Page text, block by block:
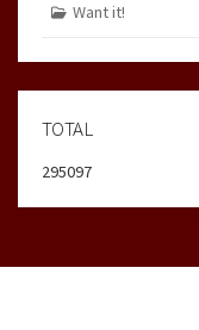
Want it!
TOTAL
295097